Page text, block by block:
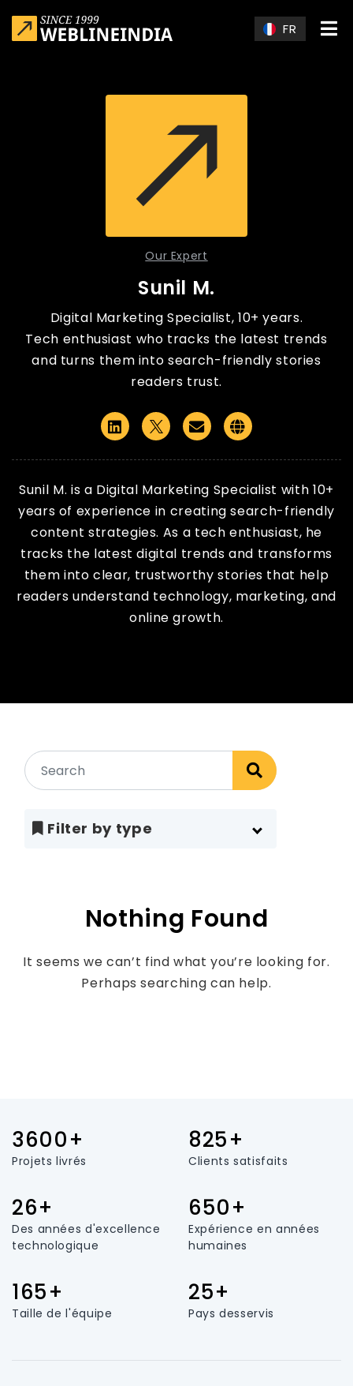
FR
Our Expert
Sunil M.
Digital Marketing Specialist, 10+ years.
Tech enthusiast who tracks the latest trends
and turns them into search-friendly stories
readers trust.
Linkedin EmailWebsite
Sunil M. is a Digital Marketing Specialist with 10+
years of experience in creating search-friendly
content strategies. As a tech enthusiast, he
tracks the latest digital trends and transforms
them into clear, trustworthy stories that help
readers understand technology, marketing, and
online growth.
Filter by type
Nothing Found
It seems we can’t find what you’re looking for.
Perhaps searching can help.
3600+
Projets livrés
825+
Clients satisfaits
26+
Des années d'excellence
technologique
650+
Expérience en années
humaines
165+
Taille de l'équipe
25+
Pays desservis